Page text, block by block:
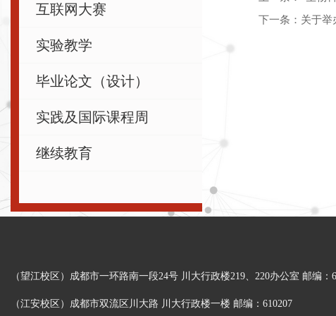
互联网大赛
实验教学
毕业论文（设计）
实践及国际课程周
继续教育
下一条： 关于举
（望江校区）成都市一环路南一段24号 川大行政楼219、220办公室 邮编：
（江安校区）成都市双流区川大路 川大行政楼一楼 邮编：610207